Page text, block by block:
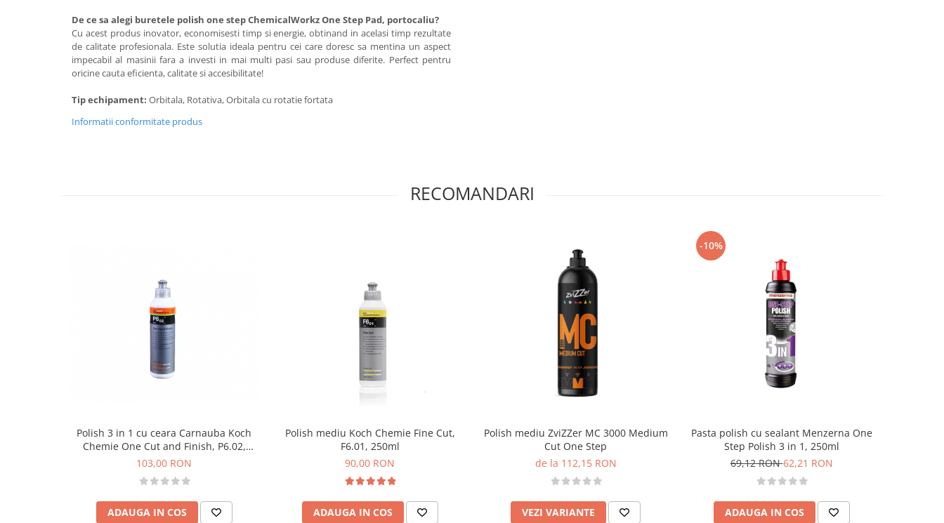
De ce sa alegi buretele polish one step ChemicalWorkz One Step Pad, portocaliu?
Cu acest produs inovator, economisesti timp si energie, obtinand in acelasi timp rezultate
de calitate profesionala. Este solutia ideala pentru cei care doresc sa mentina un aspect
impecabil al masinii fara a investi in mai multi pasi sau produse diferite. Perfect pentru
oricine cauta eficienta, calitate si accesibilitate!
Tip echipament: Orbitala, Rotativa, Orbitala cu rotatie fortata
Informatii conformitate produs
RECOMANDARI
Polish 3 in 1 cu ceara Carnauba Koch
Chemie One Cut and Finish, P6.02,
250ml
103,00 RON
ADAUGA IN COS
Polish mediu Koch Chemie Fine Cut,
F6.01, 250ml
90,00 RON
ADAUGA IN COS
Polish mediu ZviZZer MC 3000 Medium
Cut One Step
de la 112,15 RON
VEZI VARIANTE
-10%
Pasta polish cu sealant Menzerna One
Step Polish 3 in 1, 250ml
69,12 RON62,21 RON
ADAUGA IN COS